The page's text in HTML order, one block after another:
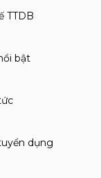
TTDB
bật
dụng